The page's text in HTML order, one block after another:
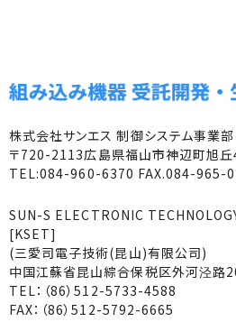
株式会社サンエス 制御システム事業部
〒720-2113広島県福山市神辺町旭
TEL:084-960-6370 FAX.084-965-
SUN-S ELECTRONIC
[KSET]
(三愛司電子技術(昆山)有限公司)
中国江蘇省昆山綜合保税区外河泾路
TEL：（86）512-5733-4588
FAX：（86）512-5792-6665